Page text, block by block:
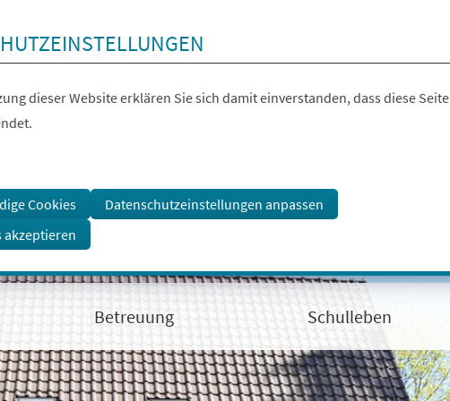
dieser Website erklären Sie sich damit einverstanden, dass diese Seite
Cookies
Datenschutzeinstellungen anpassen
akzeptieren
Betreuung Schulleben